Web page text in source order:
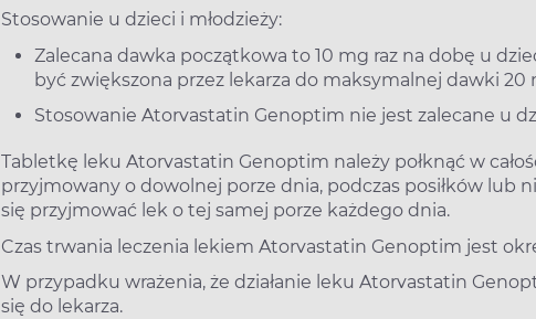
Stosowanie u dzieci i młodzieży:
Zalecana dawka początkowa to 10 mg raz na dobę u
być zwiększona przez lekarza do maksymalnej dawki 20
Stosowanie Atorvastatin Genoptim nie jest zalecane u
Tabletkę leku Atorvastatin Genoptim należy połknąć w
przyjmowany o dowolnej porze dnia, podczas posiłków lub
się przyjmować lek o tej samej porze każdego dnia.
Czas trwania leczenia lekiem Atorvastatin Genoptim jest
W przypadku wrażenia, że działanie leku Atorvastatin
się do lekarza.